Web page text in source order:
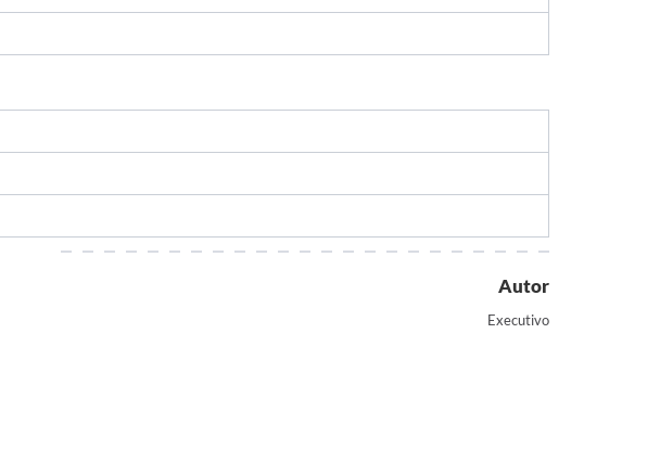
Autor
Executivo